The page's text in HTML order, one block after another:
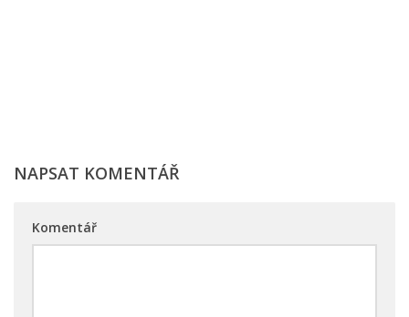
NAPSAT KOMENTÁŘ
Komentář